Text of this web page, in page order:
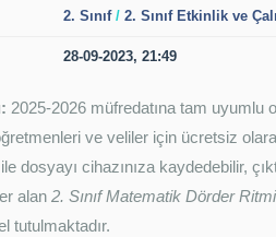
2. Sınıf/ 2. Sınıf Etkinlik ve
28-09-2023, 21:49
2025-2026 müfredatına tam uyumlu
ve veliler için ücretsiz
dosyayı cihazınıza kaydedebilir,
alan 2. Sınıf Matematik Dörder
tutulmaktadır.